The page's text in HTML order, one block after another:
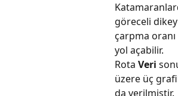
göreceli
çarpma
yol açabilir.
Rota Veri
üzere üç
da verilmiştir.